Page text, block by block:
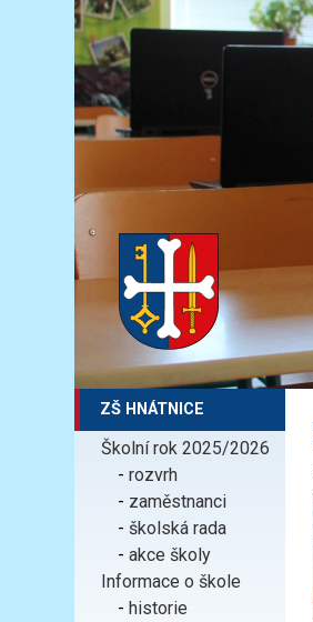
ZŠ HNÁTNICE
Školní rok 2025/2026
-rozvrh
- zaměstnanci
-školská rada
-akce školy
Informace o škole
-historie